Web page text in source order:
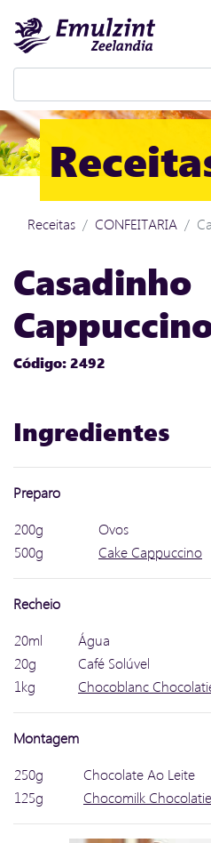
Receitas CONFEITARIA
Casadinho
Código: 2492
Ingredientes
Preparo
200g
Ovos
500g
Cake Cappuccino
Recheio
20ml
Água
20g
Café Solúvel
1kg
Chocoblanc
Montagem
250g
Chocolate Ao Leite
125g
Chocomilk